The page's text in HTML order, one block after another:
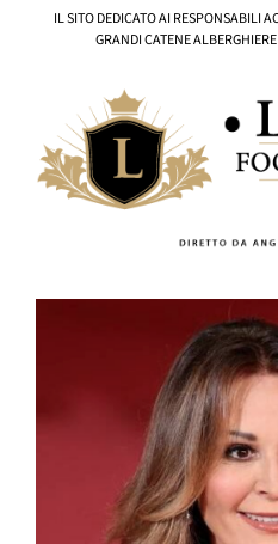
IL SITO DEDICATO AI RESPONSABILI
GRANDI CATENE